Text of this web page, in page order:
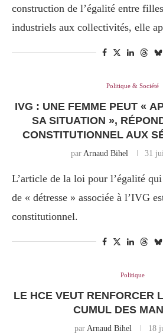
construction de l’égalité entre
industriels aux collectivités, elle
Politique & Société
IVG : UNE FEMME PEUT «
SA SITUATION »,
CONSTITUTIONNEL AUX
par Arnaud Bihel 31
L’article de la loi pour l’égalité
de « détresse » associée à l’IVG
constitutionnel.
Politique
LE HCE VEUT RENFORCER
CUMUL DES
par Arnaud Bihel 18